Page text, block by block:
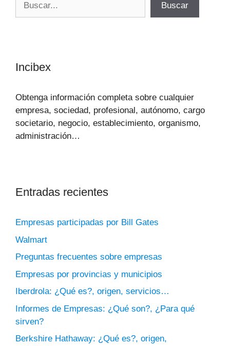
Buscar
Incibex
Obtenga información completa sobre cualquier
empresa, sociedad, profesional, autónomo, cargo
societario, negocio, establecimiento, organismo,
administración…
Entradas recientes
Empresas participadas por Bill Gates
Walmart
Preguntas frecuentes sobre empresas
Empresas por provincias y municipios
Iberdrola: ¿Qué es?, origen, servicios…
Informes de Empresas: ¿Qué son?, ¿Para qué
sirven?
Berkshire Hathaway: ¿Qué es?, origen,